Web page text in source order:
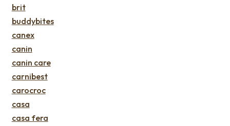
brit
buddybites
canex
canin
canin care
carnibest
carocroc
casa
casa fera